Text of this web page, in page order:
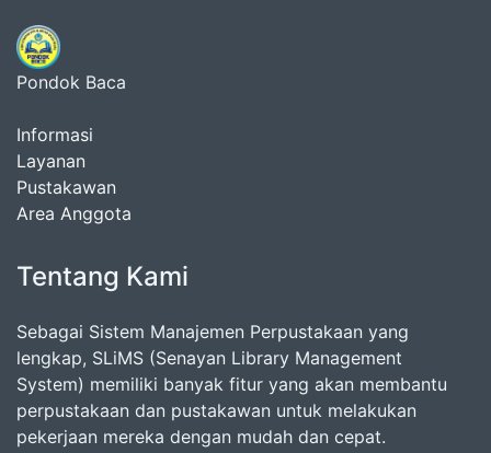
Pondok Baca
Informasi
Layanan
Pustakawan
Area Anggota
Tentang Kami
Sebagai Sistem Manajemen Perpustakaan yang
lengkap, SLiMS (Senayan Library Management
System) memiliki banyak fitur yang akan membantu
perpustakaan dan pustakawan untuk melakukan
pekerjaan mereka dengan mudah dan cepat.